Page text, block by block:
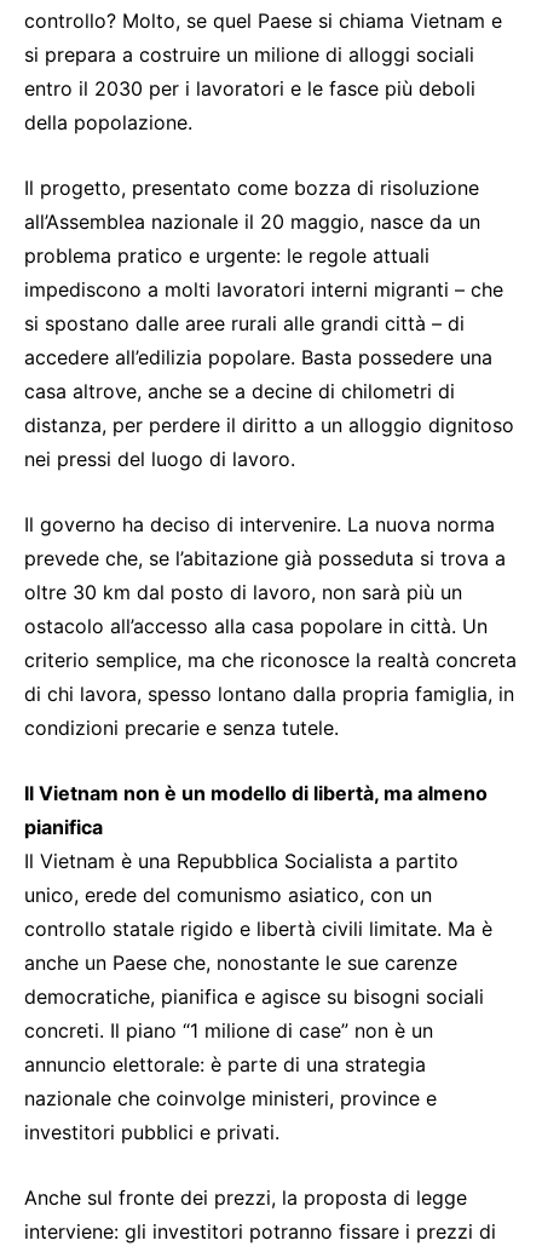
controllo? Molto, se quel Paese si chiama Vietnam e
si prepara a costruire un milione di alloggi sociali
entro il 2030 per i lavoratori e le fasce più deboli
della popolazione.
Il progetto, presentato come bozza di risoluzione
all’Assemblea nazionale il 20 maggio, nasce da un
problema pratico e urgente: le regole attuali
impediscono a molti lavoratori interni migranti – che
si spostano dalle aree rurali alle grandi città – di
accedere all’edilizia popolare. Basta possedere una
casa altrove, anche se a decine di chilometri di
distanza, per perdere il diritto a un alloggio dignitoso
nei pressi del luogo di lavoro.
Il governo ha deciso di intervenire. La nuova norma
prevede che, se l’abitazione già posseduta si trova a
oltre 30 km dal posto di lavoro, non sarà più un
ostacolo all’accesso alla casa popolare in città. Un
criterio semplice, ma che riconosce la realtà concreta
di chi lavora, spesso lontano dalla propria famiglia, in
condizioni precarie e senza tutele.
Il Vietnam non è un modello di libertà, ma almeno
pianifica
Il Vietnam è una Repubblica Socialista a partito
unico, erede del comunismo asiatico, con un
controllo statale rigido e libertà civili limitate. Ma è
anche un Paese che, nonostante le sue carenze
democratiche, pianifica e agisce su bisogni sociali
concreti. Il piano “1 milione di case” non è un
annuncio elettorale: è parte di una strategia
nazionale che coinvolge ministeri, province e
investitori pubblici e privati.
Anche sul fronte dei prezzi, la proposta di legge
interviene: gli investitori potranno fissare i prezzi di